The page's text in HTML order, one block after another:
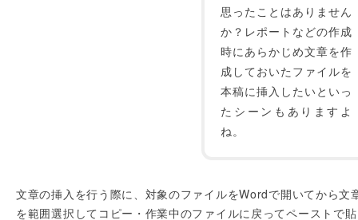
思ったことはありません
か？レポートなどの作成
時にあらかじめ文章を作
成しておいたファイルを
本稿に挿入したいといっ
たシーンもありますよ
ね。
文章の挿入を行う際に、対象のファイルをWordで開いてから文
を範囲選択してコピー・作業中のファイルに戻ってペーストで